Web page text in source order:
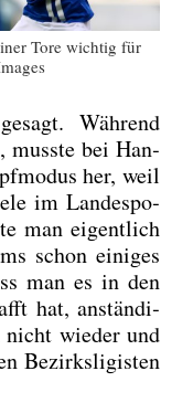
Tore wich­tig für
Wäh­rend
muss­te bei Han­
her, weil
im Lan­des­po­
man eigent­lich
schon eini­ges
man es in den
hat, anstän­di­
nicht wie­der und
Bezirks­li­gis­ten